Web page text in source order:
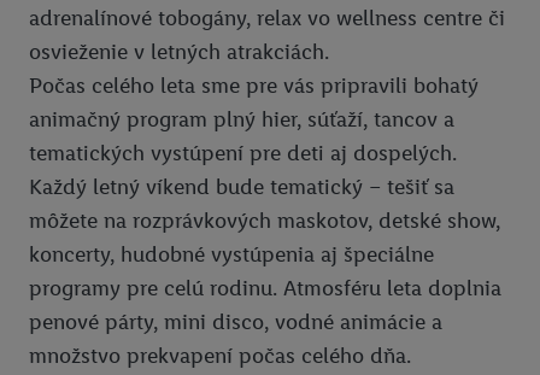
Právne informácie
Pravidlá používania
Ochrana osobných údajov
Vyhlásenie o prístupnosti
Pravidlá pre nabíjanie e-vozidiel
Podmienky ochrany osobných údajov pre elektronické nabíjacie
Lidl Plus krajiny
Pomoc
adrenalínové tobogány, relax vo wellness centre či
osvieženie v letných atrakciách.
Počas celého leta sme pre vás pripravili bohatý
animačný program plný hier, súťaží, tancov a
tematických vystúpení pre deti aj dospelých.
Každý letný víkend bude tematický – tešiť sa
môžete na rozprávkových maskotov, detské show,
koncerty, hudobné vystúpenia aj špeciálne
programy pre celú rodinu. Atmosféru leta doplnia
penové párty, mini disco, vodné animácie a
množstvo prekvapení počas celého dňa.